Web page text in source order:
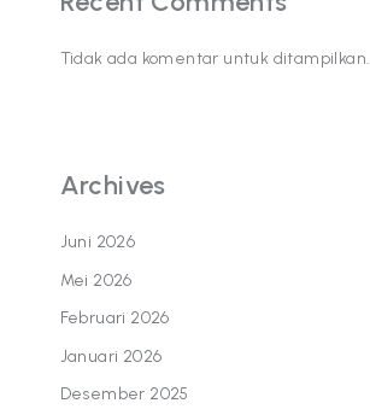
Tidak ada komentar untuk ditampilkan.
Archives
Juni 2026
Mei 2026
Februari 2026
Januari 2026
Desember 2025